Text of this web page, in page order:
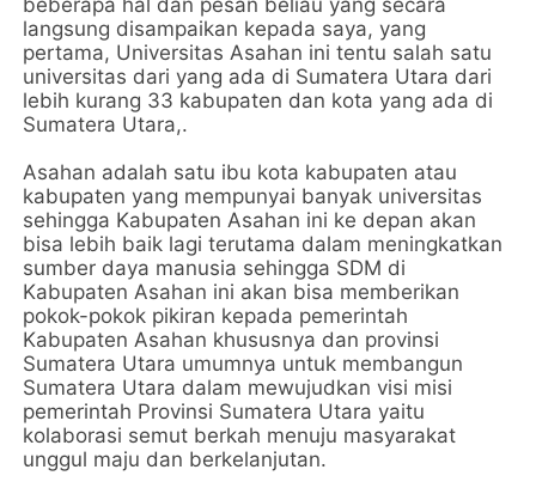
beberapa hal dan pesan beliau yang secara
langsung disampaikan kepada saya, yang
pertama, Universitas Asahan ini tentu salah satu
universitas dari yang ada di Sumatera Utara dari
lebih kurang 33 kabupaten dan kota yang ada di
Sumatera Utara,.
Asahan adalah satu ibu kota kabupaten atau
kabupaten yang mempunyai banyak universitas
sehingga Kabupaten Asahan ini ke depan akan
bisa lebih baik lagi terutama dalam meningkatkan
sumber daya manusia sehingga SDM di
Kabupaten Asahan ini akan bisa memberikan
pokok-pokok pikiran kepada pemerintah
Kabupaten Asahan khususnya dan provinsi
Sumatera Utara umumnya untuk membangun
Sumatera Utara dalam mewujudkan visi misi
pemerintah Provinsi Sumatera Utara yaitu
kolaborasi semut berkah menuju masyarakat
unggul maju dan berkelanjutan.